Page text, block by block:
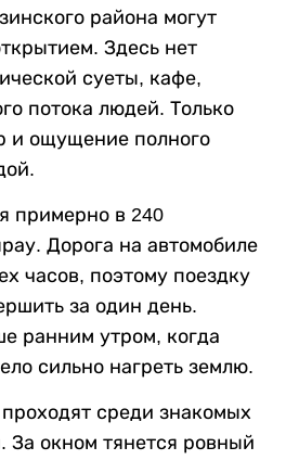
района могут
Здесь нет
суеты, кафе,
потока людей. Только
и ощущение полного
примерно в 240
Дорога на автомобиле
часов, поэтому поездку
за один день.
ранним утром, когда
сильно нагреть землю.
среди знакомых
За окном тянется ровный